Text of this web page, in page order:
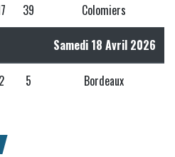
39 Colomiers
Samedi 18 Avril 2026
2 5 Bordeaux